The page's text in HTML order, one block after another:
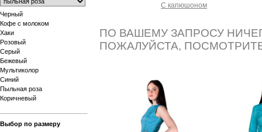
Черный
Кофе с молоком
Хаки
Розовый
Серый
Бежевый
Мультиколор
Синий
Пыльная роза
Коричневый
Выбор по размеру
С капюшоном
ПО ВАШЕМУ ЗАПРОСУ
ПОЖАЛУЙСТА,